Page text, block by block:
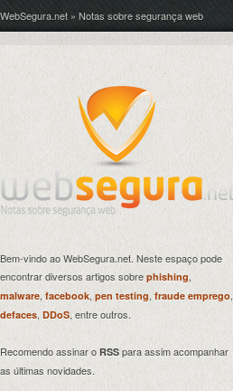
WebSegura.net » Notas sobre segurança web
Bem-vindo ao WebSegura.net. Neste espaço pode
encontrar diversos artigos sobre phishing,
malware, facebook, pen testing fraude emprego,
defaces, DDoS, entre outros.
Recomendo assinar o RSS para assim acompanhar
as últimas novidades.